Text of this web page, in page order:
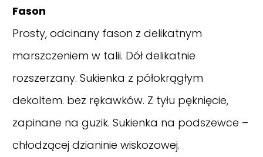
Fason
Prosty, odcinany fason z delikatnym
marszczeniem w talii. Dół delikatnie
rozszerzany. Sukienka z półokrągłym
dekoltem. bez rękawków. Z tyłu pęknięcie,
zapinane na guzik. Sukienka na podszewce –
chłodzącej dzianinie wiskozowej.